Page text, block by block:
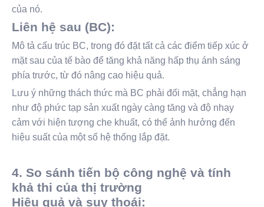
của nó.
Liên hệ sau (BC):
Mô tả cấu trúc BC, trong đó đặt tất cả các điểm tiếp xúc ở
mặt sau của tế bào để tăng khả năng hấp thụ ánh sáng
phía trước, từ đó nâng cao hiệu quả.
Lưu ý những thách thức mà BC phải đối mặt, chẳng hạn
như độ phức tạp sản xuất ngày càng tăng và độ nhạy
cảm với hiện tượng che khuất, có thể ảnh hưởng đến
hiệu suất của một số hệ thống lắp đặt.
4. So sánh tiến bộ công nghệ và tính
khả thi của thị trường
Hiệu quả và suy thoái: